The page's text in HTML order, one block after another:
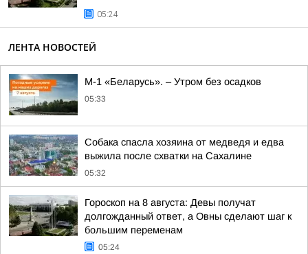
05:24
ЛЕНТА НОВОСТЕЙ
М-1 «Беларусь». – Утром без осадков
05:33
Собака спасла хозяина от медведя и едва
выжила после схватки на Сахалине
05:32
Гороскоп на 8 августа: Девы получат
долгожданный ответ, а Овны сделают шаг к
большим переменам
05:24